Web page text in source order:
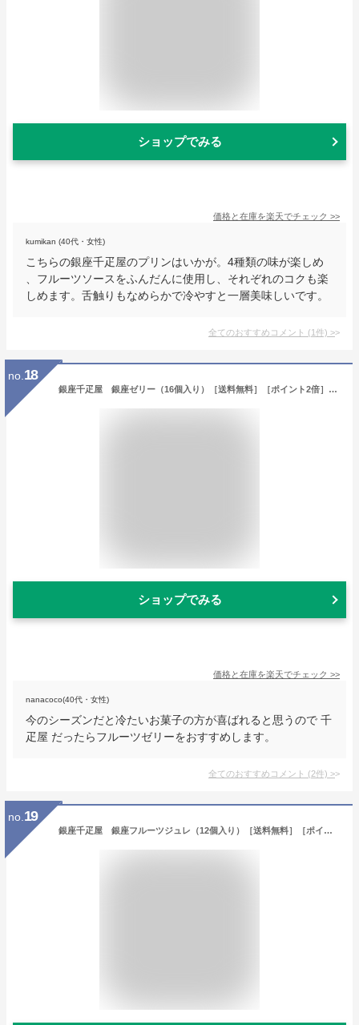
ショップでみる
価格と在庫を楽天でチェック >>
kumikan (40代・女性)
こちらの銀座千疋屋のプリンはいかが。4種類の味が楽しめ
、フルーツソースをふんだんに使用し、それぞれのコクも楽
しめます。舌触りもなめらかで冷やすと一層美味しいです。
全てのおすすめコメント (1件) >
no. 18
銀座千疋屋 銀座ゼリー（16個入り）［送料無料］［ポイント2倍］～ 敬老の日 ゼリー ギフト 贈り物 フルーツ スイーツ プレゼント お菓子 内祝い 誕生日 お祝い 御礼 快気内祝 お見舞い 送料無料 千疋屋 ～
ショップでみる
価格と在庫を楽天でチェック >>
nanacoco(40代・女性)
今のシーズンだと冷たいお菓子の方が喜ばれると思うので 千
疋屋 だったらフルーツゼリーをおすすめします。
全てのおすすめコメント (2件) >
no. 19
銀座千疋屋 銀座フルーツジュレ（12個入り）［送料無料］［ポイント2倍］～ お中元 暑中見舞い 残暑見舞い 敬老の日 ゼリー ギフト 詰め合わせ 贈り物 フルーツ スイーツ プレゼント お菓子 内祝い 誕生日 お祝い 御礼 快気内祝 お見舞い 送料無料 千疋屋 ～